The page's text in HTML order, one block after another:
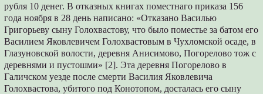
рубля 10 денег. В отказных книгах поместнаго приказа 156
года ноября в 28 день написано: «Отказано Василью
Григорьеву сыну Голохвастову, что было поместье за батом его
Василием Яковлевичем Голохвастовым в Чухломской осаде, в
Глазуновской волости, деревня Анисимово, Погорелово тож с
деревнями и пустошми» [2]. Эта деревня Погорелово в
Галичском уезде после смерти Василия Яковлевича
Голохвастова, убитого под Конотопом, досталась его сыну